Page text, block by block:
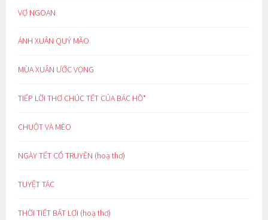
VỢ NGOAN
ÁNH XUÂN QUÝ MÃO
MÙA XUÂN ƯỚC VỌNG
TIẾP LỜI THƠ CHÚC TẾT CỦA BÁC HỒ*
CHUỘT VÀ MÈO
NGÀY TẾT CỔ TRUYỀN (hoạ thơ)
TUYỆT TÁC
THỜI TIẾT BẤT LỢI (hoạ thơ)